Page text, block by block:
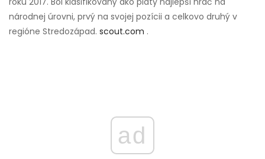
národnej úrovni, prvý na svojej pozícii a celkovo druhý v
regióne Stredozápad. scout.com .
ad